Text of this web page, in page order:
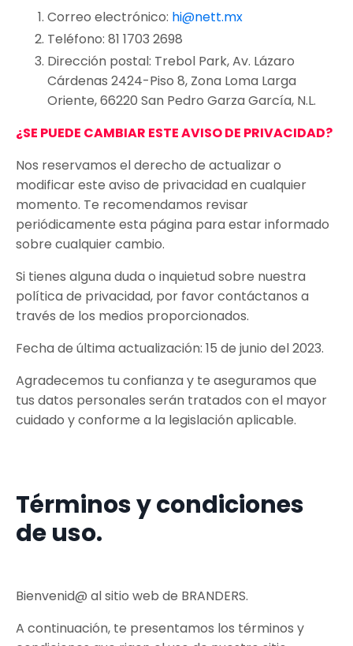
Correo electrónico: hi@nett.mx
Teléfono: 81 1703 2698
Dirección postal: Trebol Park, Av. Lázaro
Cárdenas 2424-Piso 8, Zona Loma Larga
Oriente, 66220 San Pedro Garza García, N.L.
¿SE PUEDE CAMBIAR ESTE AVISO DE PRIVACIDAD?
Nos reservamos el derecho de actualizar o
modificar este aviso de privacidad en cualquier
momento. Te recomendamos revisar
periódicamente esta página para estar informado
sobre cualquier cambio.
Si tienes alguna duda o inquietud sobre nuestra
política de privacidad, por favor contáctanos a
través de los medios proporcionados.
Fecha de última actualización: 15 de junio del 2023.
Agradecemos tu confianza y te aseguramos que
tus datos personales serán tratados con el mayor
cuidado y conforme a la legislación aplicable.
Términos y condiciones
de uso.
Bienvenid@ al sitio web de BRANDERS.
A continuación, te presentamos los términos y